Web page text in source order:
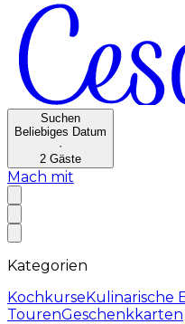
Suchen
Beliebiges Datum
·
2 Gäste
Mach mit
Kategorien
KochkurseKulinarische
TourenGeschenkkarten